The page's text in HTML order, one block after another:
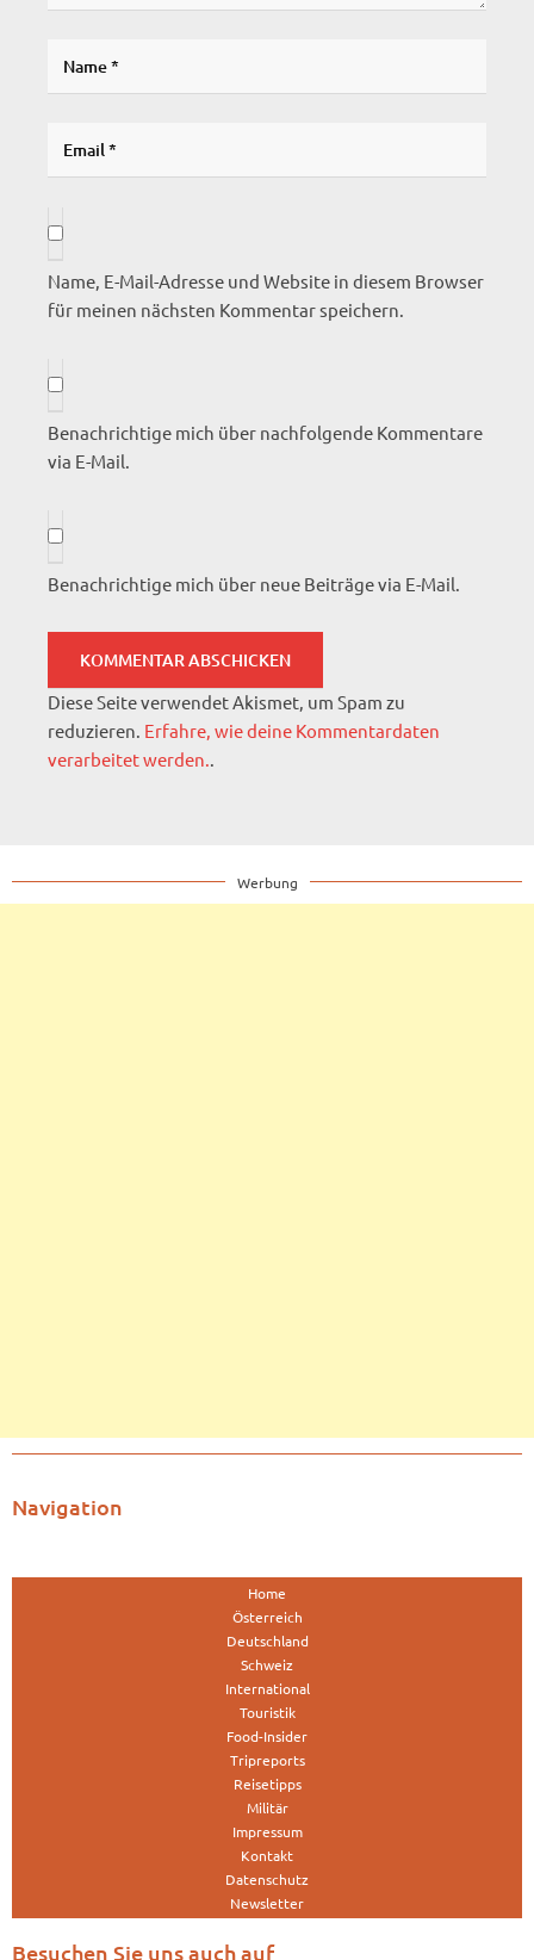
Name, E-Mail-Adresse und Website in diesem Browser
für meinen nächsten Kommentar speichern.
Benachrichtige mich über nachfolgende Kommentare
via E-Mail.
Benachrichtige mich über neue Beiträge via E-Mail.
Diese Seite verwendet Akismet, um Spam zu
reduzieren. Erfahre, wie deine Kommentardaten
verarbeitet werden..
Werbung
Navigation
Home
Österreich
Deutschland
Schweiz
International
Touristik
Food-Insider
Tripreports
Reisetipps
Militär
Impressum
Kontakt
Datenschutz
Newsletter
Besuchen Sie uns auch auf